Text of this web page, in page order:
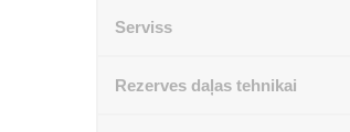
Serviss
Rezerves daļas tehnikai